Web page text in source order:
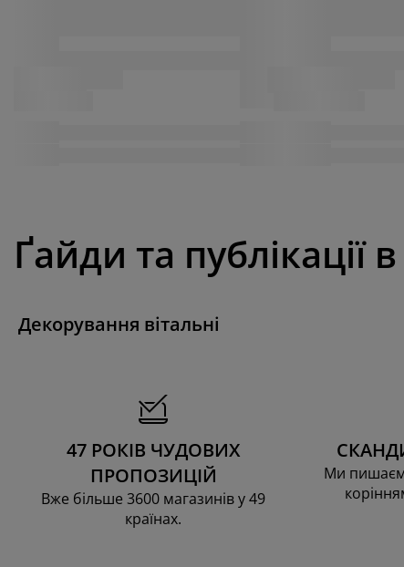
Ґайди та публікації в
Декорування вітальні
47 РОКІВ ЧУДОВИХ
ПРОПОЗИЦІЙ
Вже більше 3600 магазинів у 49
країнах.
Ми